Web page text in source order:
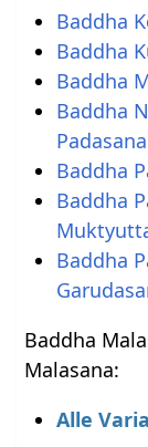
Baddha
Baddha
Baddha
Baddha
Padasana
Baddha
Baddha
Baddha
Baddha
Malasana:
Alle